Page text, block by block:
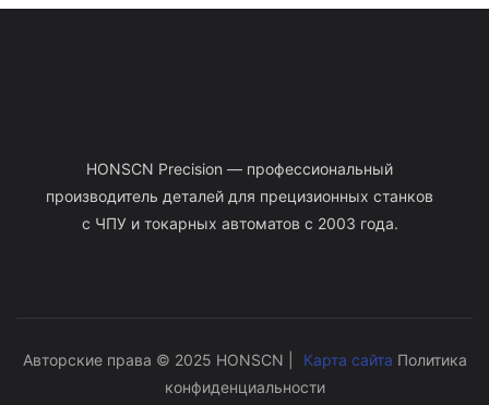
HONSCN Precision — профессиональный
производитель деталей для прецизионных станков
с ЧПУ и токарных автоматов с 2003 года.
Авторские права © 2025 HONSCN | Карта сайта Политика
конфиденциальности